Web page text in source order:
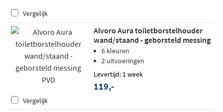
Vergelijk
Alvoro Aura toiletborstelhouder
wand/staand - geborsteld messing
PVD6 kleuren
2 uitvoeringen
Levertijd: 1 week
119,-
Vergelijk